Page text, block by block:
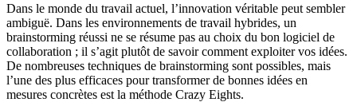
Dans le monde du travail actuel, l’innovation véritable peut sembler
ambiguë. Dans les environnements de travail hybrides, un
brainstorming réussi ne se résume pas au choix du bon logiciel de
collaboration ; il s’agit plutôt de savoir comment exploiter vos idées.
De nombreuses techniques de brainstorming sont possibles, mais
l’une des plus efficaces pour transformer de bonnes idées en
mesures concrètes est la méthode Crazy Eights.